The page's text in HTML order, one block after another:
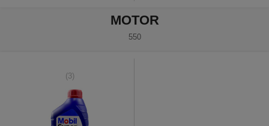
MOTOR
550
(3)